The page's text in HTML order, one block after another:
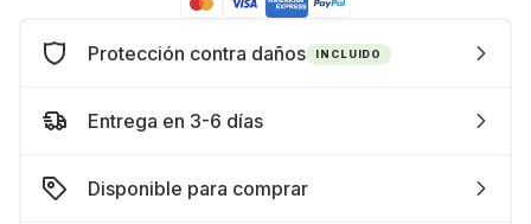
Protección contra daños INCLUIDO
Entrega en 3-6 días
Disponible para comprar